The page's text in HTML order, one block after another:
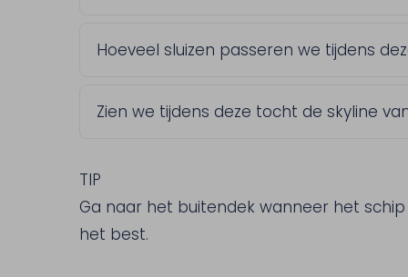
vlaai of bittergarnituur. Ook koffie of
Hoeveel sluizen passeren we tijdens
werk gaat.
Zien we tijdens deze tocht de skyline
Natalinitoren en de Christoffelkathedraal.
TIP
Ga naar het buitendek wanneer het
het best.